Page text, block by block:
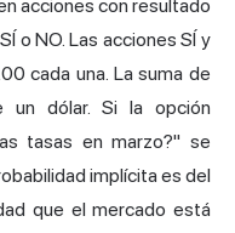
acciones con resultado
o NO. Las acciones SÍ y
cada una. La suma de
un dólar. Si la opción
tasas en marzo?" se
implícita es del
que el mercado está